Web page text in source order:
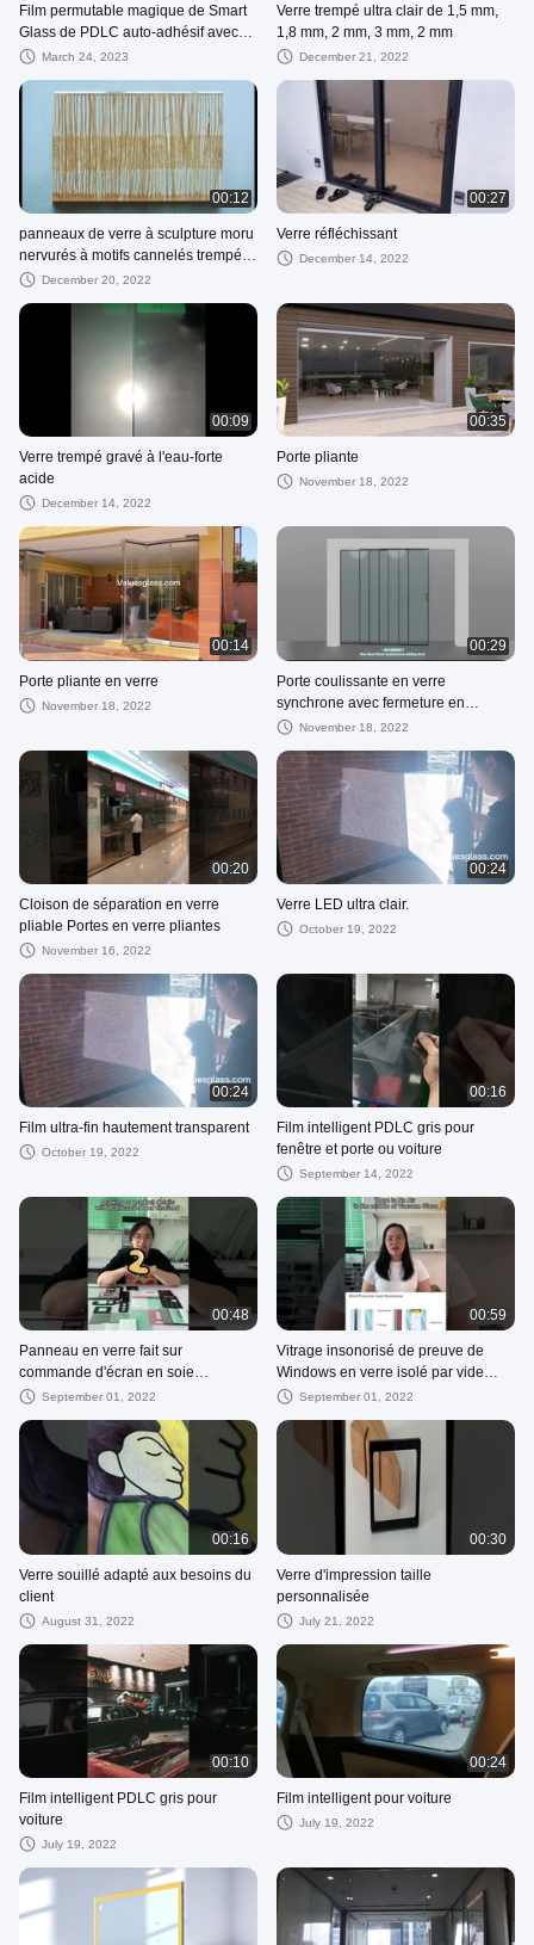
Film permutable magique de Smart
Glass de PDLC auto-adhésif avec
l'APPLI de TUYA
March 24, 2023
Verre trempé ultra clair de 1,5 mm,
1,8 mm, 2 mm, 3 mm, 2 mm
December 21, 2022
00:12
panneaux de verre à sculpture moru
nervurés à motifs cannelés trempés
à faible teneur en fer
December 20, 2022
00:27
Verre réfléchissant
December 14, 2022
00:09
Verre trempé gravé à l'eau-forte
acide
December 14, 2022
00:35
Porte pliante
November 18, 2022
00:14
Porte pliante en verre
November 18, 2022
00:29
Porte coulissante en verre
synchrone avec fermeture en
douceur
November 18, 2022
00:20
Cloison de séparation en verre
pliable Portes en verre pliantes
November 16, 2022
00:24
Verre LED ultra clair.
October 19, 2022
00:24
Film ultra-fin hautement transparent
October 19, 2022
00:16
Film intelligent PDLC gris pour
fenêtre et porte ou voiture
September 14, 2022
00:48
Panneau en verre fait sur
commande d'écran en soie
d'impression pour la porte de
September 01, 2022
00:59
Vitrage insonorisé de preuve de
Windows en verre isolé par vide
gâché clair
September 01, 2022
00:16
Verre souillé adapté aux besoins du
client
August 31, 2022
00:30
Verre d'impression taille
personnalisée
July 21, 2022
00:10
Film intelligent PDLC gris pour
voiture
July 19, 2022
00:24
Film intelligent pour voiture
July 19, 2022